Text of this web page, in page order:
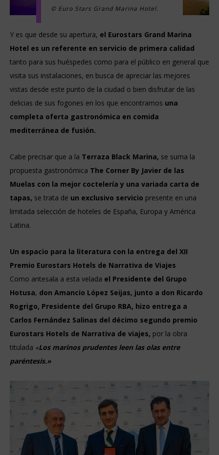
© Euro Stars Grand Marina Hotel.
Y es que desde su apertura, el Eurostars Grand Marina
Hotel es un referente en servicio de primera calidad
tanto para sus huéspedes como para el público en general que
visita sus instalaciones, en busca de apreciar las mejores
vistas desde este punto de la ciudad o bien disfrutar de las
delicias de sus fogones en los que encontramos una
completa oferta gastronómica en comida
mediterránea de fusión.
Cabe precisar que a la Terraza Black Marina, se suma la
propuesta gastronómica The Corner By Javier de las
Muelas con la mejor coctelería y una variada carta de
tapas, se trata de un exclusivo servicio presente en una
limitada selección de hoteles de España, Europa y América
Latina.
Un espacio para la literatura con la entrega del XII
Premio Eurostars Hotels de Narrativa de Viajes
Como antesala a esta velada el Presidente del Grupo
Hotusa, don Amancio López Seijas, junto a don Ricardo
Rogrigo, Presidente del Grupo RBA, hizo entrega a
Carlos Fernández Salinas del décimo segundo premio
Eurostars Hotels de Narrativa de viajes, por la obra
titulada «Los marinos prudentes leen las olas entre
paréntesis.»